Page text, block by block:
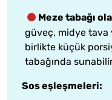
Meze tabağı
güveç, midye tava
birlikte küçük
tabağında
Sos eşleşmeleri: